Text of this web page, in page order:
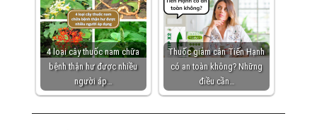
4 loại cây thuốc nam chữa
bệnh thận hư được nhiều
người áp…
Thuốc giảm cân Tiến Hạnh
có an toàn không? Những
điều cần…